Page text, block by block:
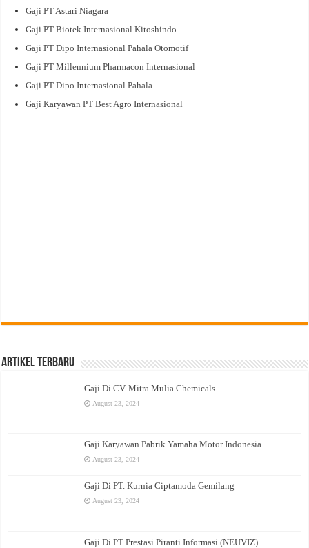
Gaji PT Astari Niagara
Gaji PT Biotek Internasional Kitoshindo
Gaji PT Dipo Internasional Pahala Otomotif
Gaji PT Millennium Pharmacon Internasional
Gaji PT Dipo Internasional Pahala
Gaji Karyawan PT Best Agro Internasional
Artikel Terbaru
Gaji Di CV. Mitra Mulia Chemicals
August 23, 2024
Gaji Karyawan Pabrik Yamaha Motor Indonesia
August 23, 2024
Gaji Di PT. Kurnia Ciptamoda Gemilang
August 23, 2024
Gaji Di PT Prestasi Piranti Informasi (NEUVIZ)